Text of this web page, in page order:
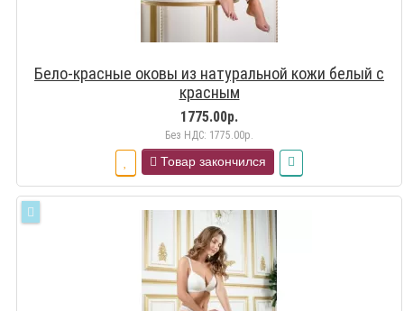
Бело-красные оковы из натуральной кожи белый с
красным
1775.00р.
Без НДС: 1775.00р.
Товар закончился